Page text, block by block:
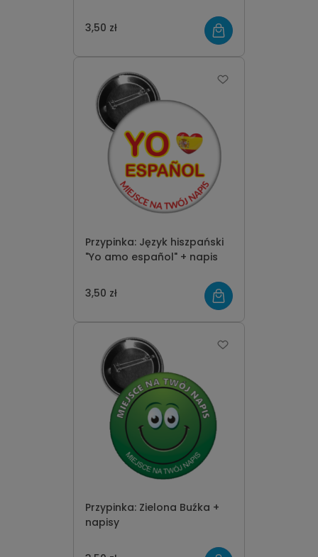
3,50 zł
Przypinka: Język hiszpański
"Yo amo español" + napis
3,50 zł
Przypinka: Zielona Buźka +
napisy